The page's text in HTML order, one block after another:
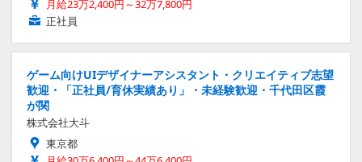
月給23万2,400円～32万7,800円
正社員
ゲーム向けUIデザイナーアシスタント・クリエイティブ志望
歓迎・「正社員/育休実績あり」・未経験歓迎・千代田区霞
が関
株式会社大斗
東京都